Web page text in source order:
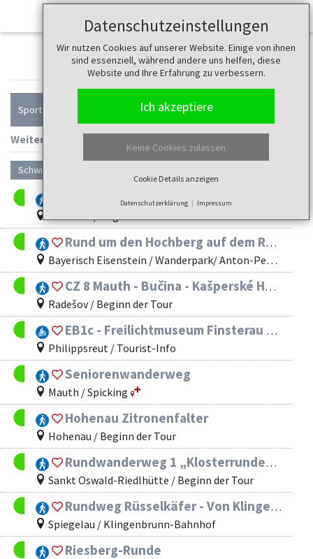
Datenschutzeinstellungen
Wir nutzen Cookies auf unserer Website. Einige von ihnen
sind essenziell, während andere uns helfen, diese
Website und Ihre Erfahrung zu verbessern.
Ich akzeptiere
Keine Cookies zulassen
Cookie Details anzeigen
Datenschutzerklärung Impressum
Touren
Sportart
Weitere Filter anzeigen
Schwierigkeit
Hohenau Maikäfer
Hohenau / Beginn der Tour
Rund um den Hochberg auf dem Rundweg Waldmaus
Bayerisch Eisenstein / Wanderpark/ Anton-Pech-Weg
CZ 8 Mauth - Bučina - Kašperské Hory
Radešov / Beginn der Tour
EB1c - Freilichtmuseum Finsterau (Strazny - Bučina)
Philippsreut / Tourist-Info
Seniorenwanderweg
Mauth / Spicking
Hohenau Zitronenfalter
Hohenau / Beginn der Tour
Rundwanderweg 1 „Klosterrunde“ - Markierungszeichen „1“ (weiß auf rotem Grund – rund)
Sankt Oswald-Riedlhütte / Beginn der Tour
Rundweg Rüsselkäfer - Von Klingenbrunn-Bahnhof entlang der Flanitz nach Althütte
Spiegelau / Klingenbrunn-Bahnhof
Riesberg-Runde